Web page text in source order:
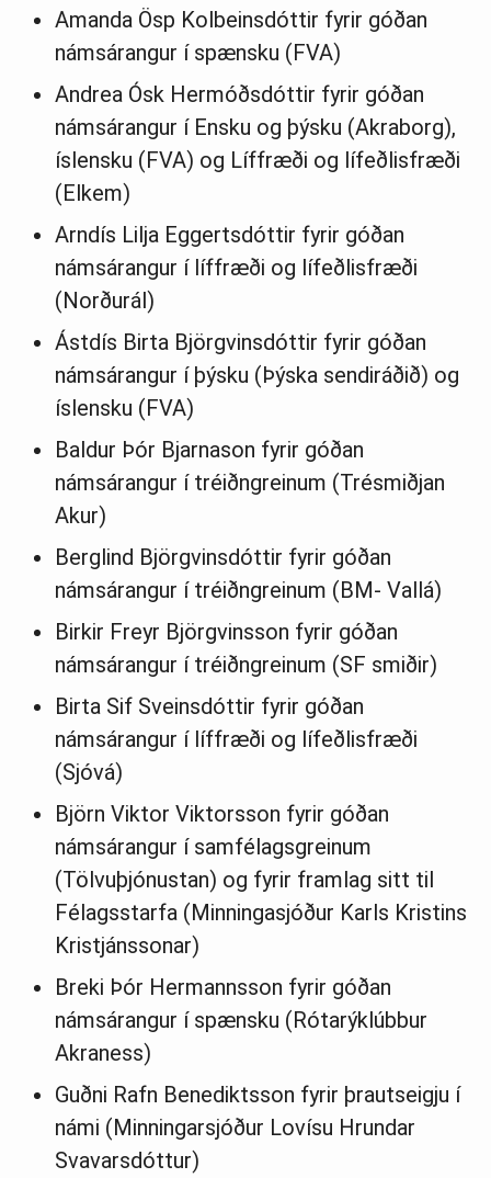
Amanda Ösp Kolbeinsdóttir fyrir góðan
námsárangur í spænsku (FVA)
Andrea Ósk Hermóðsdóttir fyrir góðan
námsárangur í Ensku og þýsku (Akraborg),
íslensku (FVA) og Líffræði og lífeðlisfræði
(Elkem)
Arndís Lilja Eggertsdóttir fyrir góðan
námsárangur í líffræði og lífeðlisfræði
(Norðurál)
Ástdís Birta Björgvinsdóttir fyrir góðan
námsárangur í þýsku (Þýska sendiráðið) og
íslensku (FVA)
Baldur Þór Bjarnason fyrir góðan
námsárangur í tréiðngreinum (Trésmiðjan
Akur)
Berglind Björgvinsdóttir fyrir góðan
námsárangur í tréiðngreinum (BM- Vallá)
Birkir Freyr Björgvinsson fyrir góðan
námsárangur í tréiðngreinum (SF smiðir)
Birta Sif Sveinsdóttir fyrir góðan
námsárangur í líffræði og lífeðlisfræði
(Sjóvá)
Björn Viktor Viktorsson fyrir góðan
námsárangur í samfélagsgreinum
(Tölvuþjónustan) og fyrir framlag sitt til
Félagsstarfa (Minningasjóður Karls Kristins
Kristjánssonar)
Breki Þór Hermannsson fyrir góðan
námsárangur í spænsku (Rótarýklúbbur
Akraness)
Guðni Rafn Benediktsson fyrir þrautseigju í
námi (Minningarsjóður Lovísu Hrundar
Svavarsdóttur)